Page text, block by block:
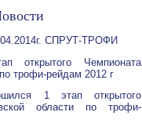
СПРУТ-ТРОФИ
открытого Чемпионата
трофи-рейдам 2012 г
1 этап открытого
области по трофи-